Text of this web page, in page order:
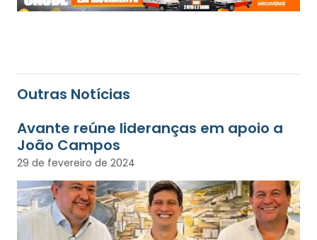
Outras Notícias
Avante reúne lideranças em apoio a
João Campos
29 de fevereiro de 2024